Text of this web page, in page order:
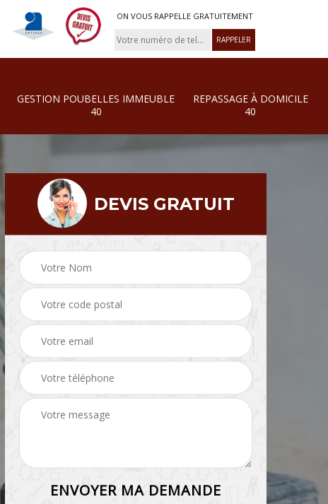
ON VOUS RAPPELLE GRATUITEMENT
GESTION POUBELLES IMMEUBLE
40
REPASSAGE À DOMICILE
40
DEVIS GRATUIT